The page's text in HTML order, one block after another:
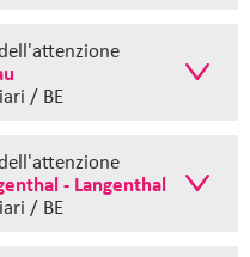
/ BE
- Langenthal
/ BE